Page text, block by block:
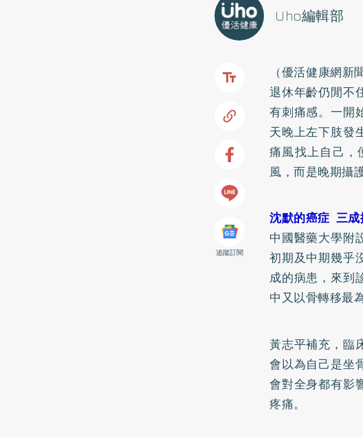
Uho編輯部
追蹤訂閱
（優活健康網
退休年齡仍閒不
有刺痛感。一開
天晚上左下肢發
痛風找上自己，
風，而是晚期攝
沈默的癌症 三
中國醫藥大學附
初期及中期幾乎
成的病患，來到
中又以骨轉移最
黃志平補充，臨
會以為自己是坐
會對全身都有影
疼痛。